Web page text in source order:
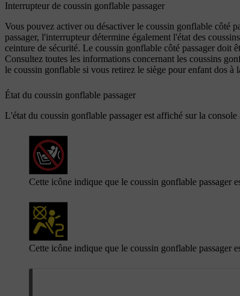
Interrupteur de coussin gonflable passager
Vous pouvez activer ou désactiver le coussin gonflable côté
passager, l'interrupteur détermine également l'état des
ceinture de sécurité. Le coussin gonflable côté passager doit
Consultez toutes les informations concernant les coussins
le coussin gonflable si vous retirez le siège pour enfant dos à
État du coussin gonflable passager
L'état du coussin gonflable passager est affiché sur la
Cette icône indique que le coussin gonflable passager
Cette icône indique que le coussin gonflable passager